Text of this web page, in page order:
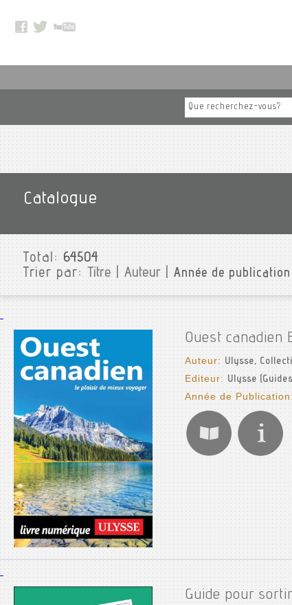
Catalogue
Total:64504
Trier par:Titre|Auteur|Année de publication
Ouest canadien
Auteur: Ulysse,
Editeur:Ulysse
Année de
Guide pour